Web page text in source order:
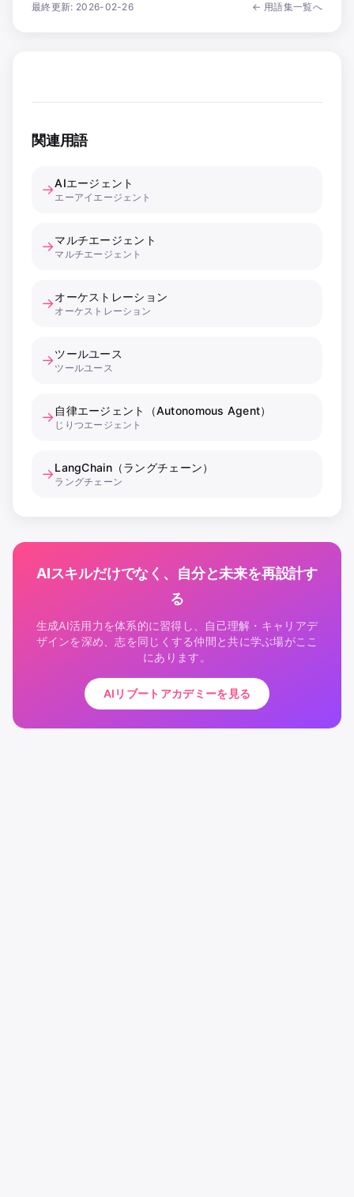
最終更新: 2026-02-26 ← 用語集一覧へ
関連用語
→AIエージェント
エーアイエージェント
→マルチエージェント
マルチエージェント
→オーケストレーション
オーケストレーション
→ツールユース
ツールユース
→自律エージェント（Autonomous Agent）
じりつエージェント
→LangChain（ラングチェーン）
ラングチェーン
AIスキルだけでなく、自分と未来を再設計す
る
生成AI活用力を体系的に習得し、自己理解・キャリアデ
ザインを深め、志を同じくする仲間と共に学ぶ場がここ
にあります。
AIリブートアカデミーを見る